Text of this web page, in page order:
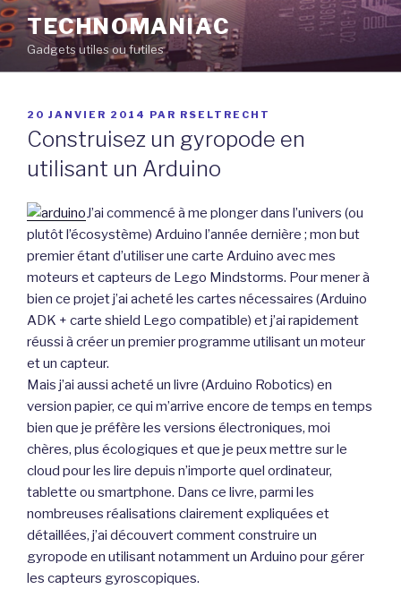
Aller
au
contenu
principal
TECHNOMANIAC
Gadgets utiles ou futiles
PUBLIÉ
LE
20 JANVIER 2014 PAR RSELTRECHT
Construisez un gyropode en
utilisant un Arduino
J’ai commencé à me plonger dans l’univers (ou
plutôt l’écosystème) Arduino l’année dernière ; mon but
premier étant d’utiliser une carte Arduino avec mes
moteurs et capteurs de Lego Mindstorms. Pour mener à
bien ce projet j’ai acheté les cartes nécessaires (Arduino
ADK + carte shield Lego compatible) et j’ai rapidement
réussi à créer un premier programme utilisant un moteur
et un capteur.
Mais j’ai aussi acheté un livre (Arduino Robotics) en
version papier, ce qui m’arrive encore de temps en temps
bien que je préfère les versions électroniques, moi
chères, plus écologiques et que je peux mettre sur le
cloud pour les lire depuis n’importe quel ordinateur,
tablette ou smartphone. Dans ce livre, parmi les
nombreuses réalisations clairement expliquées et
détaillées, j’ai découvert comment construire un
gyropode en utilisant notamment un Arduino pour gérer
les capteurs gyroscopiques.